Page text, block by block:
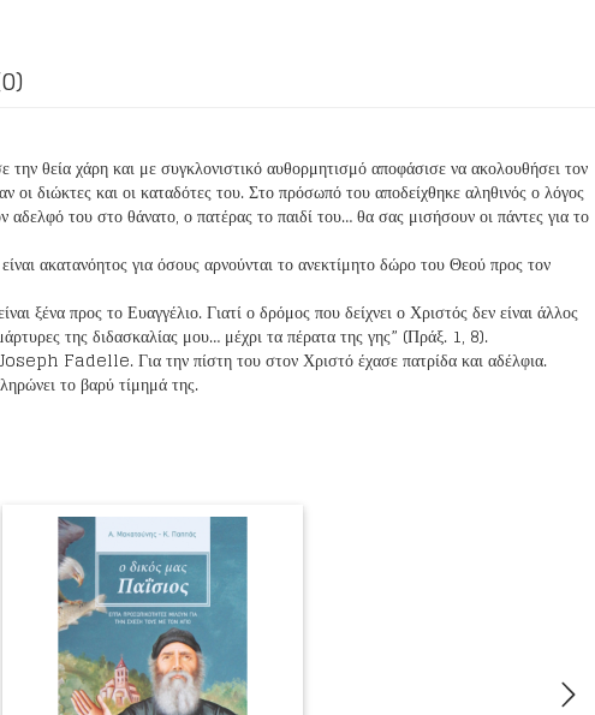
θεία χάρη και με συγκλονιστικό αυθορμητισμό αποφάσισε να ακολουθήσει τον
οι διώκτες και οι καταδότες του. Στο πρόσωπό του αποδείχθηκε αληθινός ο λόγος
του στο θάνατο, ο πατέρας το παιδί του… θα σας μισήσουν οι πάντες για το
ακατανόητος για όσους αρνούνται το ανεκτίμητο δώρο του Θεού προς τον
ξένα προς το Ευαγγέλιο. Γιατί ο δρόμος που δείχνει ο Χριστός δεν είναι άλλος
της διδασκαλίας μου… μέχρι τα πέρατα της γης” (Πράξ. 1, 8).
Fadelle. Για την πίστη του στον Χριστό έχασε πατρίδα και αδέλφια.
το βαρύ τίμημά της.